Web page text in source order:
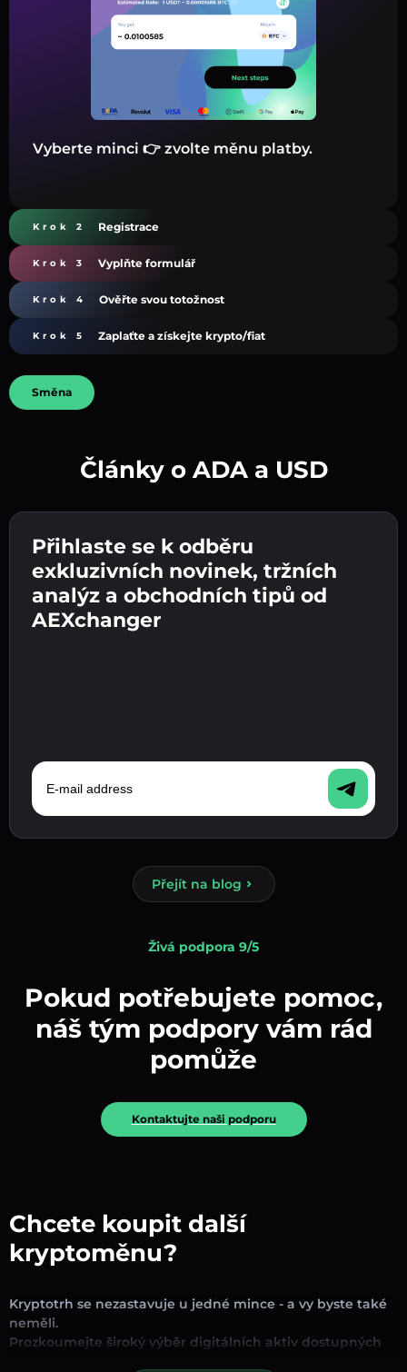
Vyberte minci 👉 zvolte měnu platby.
Krok 2 Registrace
Krok 3 Vyplňte formulář
Zadejte adresu své kryptopeněženky 👉
pokračujte k dalšímu kroku.
Krok 4 Ověřte svou totožnost
Potvrďte svou totožnost 👉 pokračujte k
poslednímu kroku.
Krok 5 Zaplaťte a získejte krypto/fiat
Odešlete vklad 👉 obdržíte kryptoměnu nebo
fiat měnu ve své peněžence.
Směna
Články o ADA a USD
Přihlaste se k odběru
exkluzivních novinek, tržních
analýz a obchodních tipů od
AEXchanger
E-mail address
Přejít na blog
Živá podpora 9/5
Pokud potřebujete pomoc,
náš tým podpory vám rád
pomůže
Kontaktujte naši podporu
Chcete koupit další
kryptoměnu?
Kryptotrh se nezastavuje u jedné mince - a vy byste také
neměli.
Prozkoumejte široký výběr digitálních aktiv dostupných